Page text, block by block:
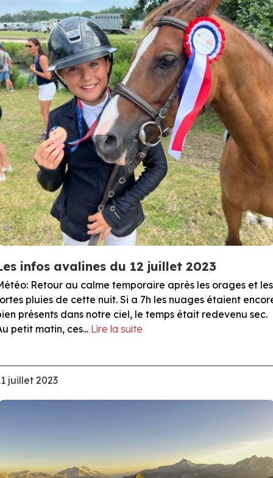
infos avalines du 12 juillet 2023
Retour au calme temporaire après les orages et les
pluies de cette nuit. Si a 7h les nuages étaient
présents dans notre ciel, le temps était redevenu sec.
petit matin, ces... Lire la suite
juillet 2023